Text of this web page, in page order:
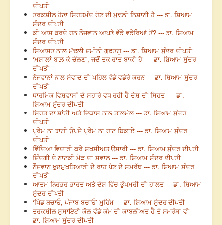
ਦੀਪਤੀ
ਤਰਕਸ਼ੀਲ ਹੋਣਾ ਸਿਹਤਮੰਦ ਹੋਣ ਦੀ ਮੁਢਲੀ ਨਿਸ਼ਾਨੀ ਹੈ --- ਡਾ. ਸ਼ਿਆਮ
ਸੁੰਦਰ ਦੀਪਤੀ
ਕੀ ਆਸ ਕਰਦੇ ਹਨ ਨੌਜਵਾਨ ਆਪਣੇ ਵੱਡੇ ਵਡੇਰਿਆਂ ਤੋਂ? --- ਡਾ. ਸ਼ਿਆਮ
ਸੁੰਦਰ ਦੀਪਤੀ
ਸਿਆਸਤ ਨਾਲ ਮੁੱਢਲੀ ਜ਼ਮੀਨੀ ਗੁਫ਼ਤਗੂ --- ਡਾ. ਸ਼ਿਆਮ ਸੁੰਦਰ ਦੀਪਤੀ
‘ਮਸ਼ਾਲਾਂ ਬਾਲ਼ ਕੇ ਚੱਲਣਾ, ਜਦੋਂ ਤਕ ਰਾਤ ਬਾਕੀ ਹੈ’ --- ਡਾ. ਸ਼ਿਆਮ ਸੁੰਦਰ
ਦੀਪਤੀ
ਨੌਜਵਾਨਾਂ ਨਾਲ ਸੰਵਾਦ ਦੀ ਪਹਿਲ ਵੱਡੇ-ਵਡੇਰੇ ਕਰਨ --- ਡਾ. ਸ਼ਿਆਮ ਸੁੰਦਰ
ਦੀਪਤੀ
ਧਾਰਮਿਕ ਵਿਸ਼ਵਾਸਾਂ ਦੇ ਸਹਾਰੇ ਵਧ ਰਹੀ ਹੈ ਦੇਸ਼ ਦੀ ਸਿਹਤ ---- ਡਾ.
ਸ਼ਿਆਮ ਸੁੰਦਰ ਦੀਪਤੀ
ਸਿਹਤ ਦਾ ਸ਼ਾਂਤੀ ਅਤੇ ਵਿਕਾਸ ਨਾਲ ਤਾਲਮੇਲ --- ਡਾ. ਸ਼ਿਆਮ ਸੁੰਦਰ
ਦੀਪਤੀ
ਪ੍ਰੇਮ ਨਾ ਬਾਗੀ ਉਪਜੇ ਪ੍ਰੇਮ ਨਾ ਹਾਟ ਬਿਕਾਏ --- ਡਾ. ਸ਼ਿਆਮ ਸੁੰਦਰ
ਦੀਪਤੀ
ਵਿੱਦਿਆ ਵਿਚਾਰੀ ਕਰੇ ਸ਼ਖਸੀਅਤ ਉਸਾਰੀ --- ਡਾ. ਸ਼ਿਆਮ ਸੁੰਦਰ ਦੀਪਤੀ
ਜ਼ਿੰਦਗੀ ਦੇ ਨਾਟਕੀ ਮੋੜ ਦਾ ਸਵਾਲ --- ਡਾ. ਸ਼ਿਆਮ ਸੁੰਦਰ ਦੀਪਤੀ
ਨੌਜਵਾਨ ਖੁਦਮੁਖਤਿਆਰੀ ਦੇ ਰਾਹ ਪੈਣ ਦੇ ਸਮਰੱਥ --- ਡਾ. ਸ਼ਿਆਮ ਸੰਦਰ
ਦੀਪਤੀ
ਆਤਮ ਨਿਰਭਰ ਭਾਰਤ ਅਤੇ ਦੇਸ਼ ਵਿੱਚ ਭੁੱਖਮਰੀ ਦੀ ਹਾਲਤ --- ਡਾ. ਸ਼ਿਆਮ
ਸੁੰਦਰ ਦੀਪਤੀ
‘ਪਿੰਡ ਬਚਾਓ, ਪੰਜਾਬ ਬਚਾਓ’ ਮੁਹਿੰਮ --- ਡਾ. ਸ਼ਿਆਮ ਸੁੰਦਰ ਦੀਪਤੀ
ਤਰਕਸ਼ੀਲ ਸੁਸਾਇਟੀ ਕੋਲ ਵੱਡੇ ਕੰਮ ਦੀ ਕਾਬਲੀਅਤ ਹੈ ਤੇ ਸਮਰੱਥਾ ਵੀ ---
ਡਾ. ਸ਼ਿਆਮ ਸੁੰਦਰ ਦੀਪਤੀ